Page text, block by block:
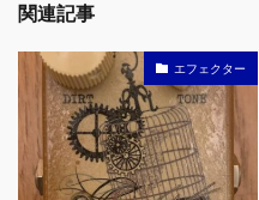
関連記事
エフェクター